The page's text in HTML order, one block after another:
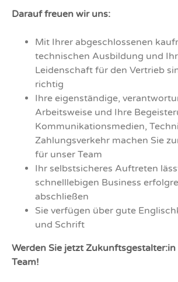
Darauf freuen wir uns:
Mit Ihrer abgeschlossenen
technischen Ausbildung und
Leidenschaft für den Vertrieb
richtig
Ihre eigenständige,
Arbeitsweise und Ihre
Kommunikationsmedien,
Zahlungsverkehr machen Sie
für unser Team
Ihr selbstsicheres Auftreten
schnelllebigen Business
abschließen
Sie verfügen über gute
und Schrift
Werden Sie jetzt
Team!